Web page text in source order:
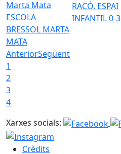
ESCOLA
BRESSOL MARTA
MATA
RACÓ. ESPAI
INFANTIL 0-3
AnteriorSegüent
1
2
3
4
Xarxes socials:
Crèdits